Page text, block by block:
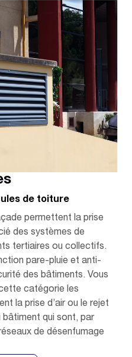
de toiture
permettent la prise
des systèmes de
tertiaires ou collectifs.
pare-pluie et anti-
des bâtiments. Vous
catégorie les
la prise d’air ou le rejet
bâtiment qui sont, par
de désenfumage